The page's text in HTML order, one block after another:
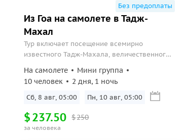
Без предоплаты
Из Гоа на самолете в Тадж-
Махал
Тур включает посещение всемирно
известного Тадж-Махала, величественного
достопримечательностей Дели.
На самолете
Мини группа
10 человек
2 дня, 1 ночь
Сб, 8 авг, 05:00 Пн, 10 авг, 05:00
$250
$237.50
за человека